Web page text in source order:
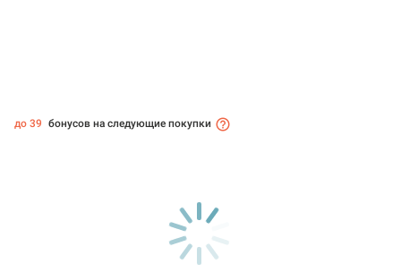
до 39 бонусов на следующие покупки